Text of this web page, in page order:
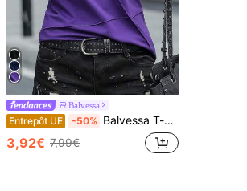
Balvessa
Entrepôt UE -50% Balvessa T-shirt Décontracté En Col Rond Pour Femme À Manches Courtes D'été Avec Design Fendu
3,92€ 7,99€